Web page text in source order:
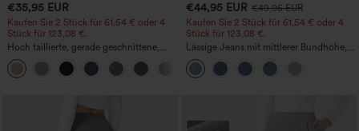
€35,95 EUR
Kaufen Sie 2 Stück für 61,54 € oder 4
Stück für 123,08 €.
Hoch taillierte, gerade geschnittene,
legere Leinen-Optik-Hose mit Taschen
+5
€44,95 EUR €49,95 EUR
Kaufen Sie 2 Stück für 61,54 € oder 4
Stück für 123,08 €.
Lässige Jeans mit mittlerer Bundhöhe,
Kordelzug und Taschen